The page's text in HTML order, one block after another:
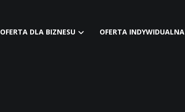
OFERTA DLA BIZNESU OFERTA INDYWIDUALNA